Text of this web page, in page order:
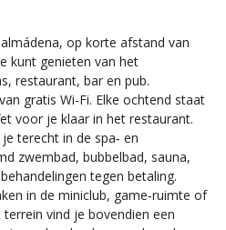
op korte afstand van
kunt genieten van het
restaurant, bar en pub.
gratis Wi-Fi. Elke ochtend staat
voor je klaar in het restaurant.
terecht in de spa‑ en
zwembad, bubbelbad, sauna,
tegen betaling.
in de miniclub, game‑ruimte of
vind je bovendien een